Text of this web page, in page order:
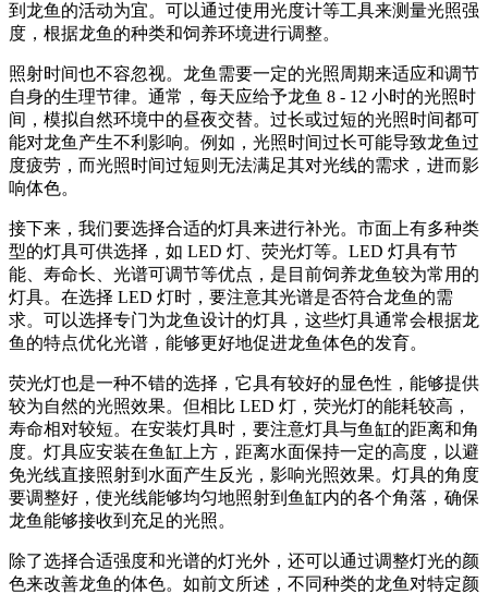
到龙鱼的活动为宜。可以通过使用光度计等工具来测量光照强
度，根据龙鱼的种类和饲养环境进行调整。
照射时间也不容忽视。龙鱼需要一定的光照周期来适应和调节
自身的生理节律。通常，每天应给予龙鱼 8 - 12 小时的光照时
间，模拟自然环境中的昼夜交替。过长或过短的光照时间都可
能对龙鱼产生不利影响。例如，光照时间过长可能导致龙鱼过
度疲劳，而光照时间过短则无法满足其对光线的需求，进而影
响体色。
接下来，我们要选择合适的灯具来进行补光。市面上有多种类
型的灯具可供选择，如 LED 灯、荧光灯等。LED 灯具有节
能、寿命长、光谱可调节等优点，是目前饲养龙鱼较为常用的
灯具。在选择 LED 灯时，要注意其光谱是否符合龙鱼的需
求。可以选择专门为龙鱼设计的灯具，这些灯具通常会根据龙
鱼的特点优化光谱，能够更好地促进龙鱼体色的发育。
荧光灯也是一种不错的选择，它具有较好的显色性，能够提供
较为自然的光照效果。但相比 LED 灯，荧光灯的能耗较高，
寿命相对较短。在安装灯具时，要注意灯具与鱼缸的距离和角
度。灯具应安装在鱼缸上方，距离水面保持一定的高度，以避
免光线直接照射到水面产生反光，影响光照效果。灯具的角度
要调整好，使光线能够均匀地照射到鱼缸内的各个角落，确保
龙鱼能够接收到充足的光照。
除了选择合适强度和光谱的灯光外，还可以通过调整灯光的颜
色来改善龙鱼的体色。如前文所述，不同种类的龙鱼对特定颜